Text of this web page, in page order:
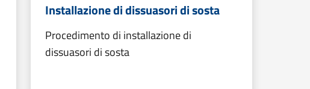
Installazione di dissuasori di sosta
Procedimento di installazione di
dissuasori di sosta